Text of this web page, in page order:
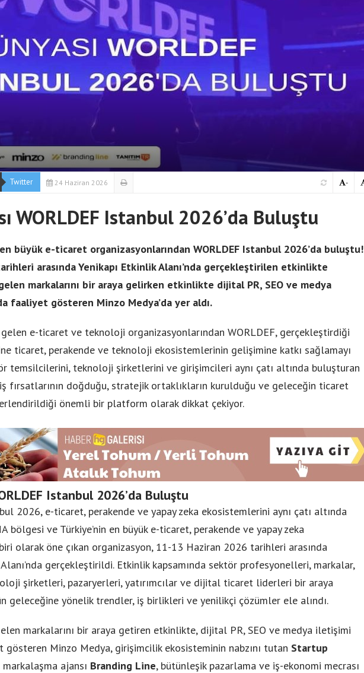
Twitter 24 Haziran 2026 -
WORLDEF Istanbul 2026’da Buluştu
en büyük e-ticaret organizasyonlarından WORLDEF Istanbul 2026’da buluştu!
arasında Yenikapı Etkinlik Alanı’nda gerçekleştirilen etkinlikte
markalarını bir araya gelirken etkinlikte dijital PR, SEO ve medya
faaliyet gösteren Minzo Medya’da yer aldı.
gelen e-ticaret ve teknoloji organizasyonlarından WORLDEF, gerçekleştirdiği
ticaret, perakende ve teknoloji ekosistemlerinin gelişimine katkı sağlamayı
temsilcilerini, teknoloji şirketlerini ve girişimcileri aynı çatı altında buluşturan
fırsatlarının doğduğu, stratejik ortaklıkların kurulduğu ve geleceğin ticaret
önemli bir platform olarak dikkat çekiyor.
Istanbul 2026’da Buluştu
2026, e-ticaret, perakende ve yapay zeka ekosistemlerini aynı çatı altında
bölgesi ve Türkiye’nin en büyük e-ticaret, perakende ve yapay zeka
olarak öne çıkan organizasyon, 11-13 Haziran 2026 tarihleri arasında
Alanı’nda gerçekleştirildi. Etkinlik kapsamında sektör profesyonelleri, markalar,
şirketleri, pazaryerleri, yatırımcılar ve dijital ticaret liderleri bir araya
geleceğine yönelik trendler, iş birlikleri ve yenilikçi çözümler ele alındı.
markalarını bir araya getiren etkinlikte, dijital PR, SEO ve medya iletişimi
gösteren Minzo Medya, girişimcilik ekosisteminin nabzını tutan Startup
ajansı Branding Line, bütünleşik pazarlama ve iş-ekonomi mecrası